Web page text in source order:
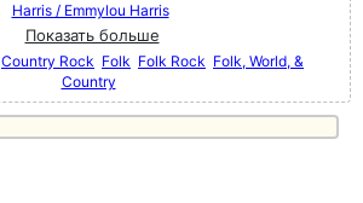
Harris / Emmylou Harris
Показать больше
Country Rock Folk Folk Rock Folk, World, &
Country